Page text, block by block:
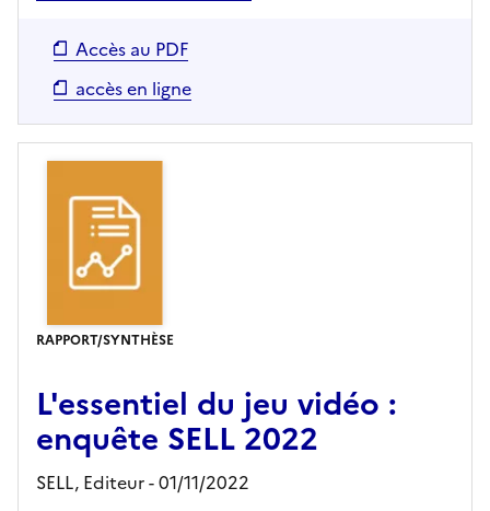
Accès au PDF
accès en ligne
RAPPORT/SYNTHÈSE
L'essentiel du jeu vidéo :
enquête SELL 2022
SELL, Editeur- 01/11/2022